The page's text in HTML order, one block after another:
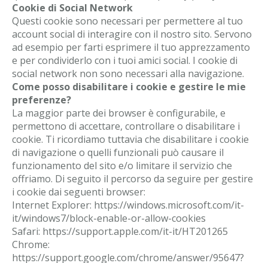
Cookie di Social Network
Questi cookie sono necessari per permettere al tuo
account social di interagire con il nostro sito. Servono
ad esempio per farti esprimere il tuo apprezzamento
e per condividerlo con i tuoi amici social. I cookie di
social network non sono necessari alla navigazione.
Come posso disabilitare i cookie e gestire le mie
preferenze?
La maggior parte dei browser è configurabile, e
permettono di accettare, controllare o disabilitare i
cookie. Ti ricordiamo tuttavia che disabilitare i cookie
di navigazione o quelli funzionali può causare il
funzionamento del sito e/o limitare il servizio che
offriamo. Di seguito il percorso da seguire per gestire
i cookie dai seguenti browser:
Internet Explorer: https://windows.microsoft.com/it-
it/windows7/block-enable-or-allow-cookies
Safari: https://support.apple.com/it-it/HT201265
Chrome:
https://support.google.com/chrome/answer/95647?